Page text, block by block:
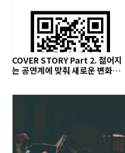
COVER STORY Part 2. 젊어지
는 공연계에 맞춰 새로운 변화를